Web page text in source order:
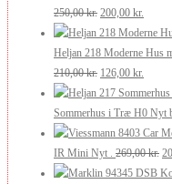
250,00kr. Den
oprindelige
pris
var:
250,00 kr..
200,00 kr.
pris
Heljan 218 Moderne Hus
210,00kr. Den
oprindelige
pris
var:
210,00 kr..
126,00 kr.
pris
er:
Sommerhus i Træ H0 Nyt
IR Mini Nyt .
269,00kr.